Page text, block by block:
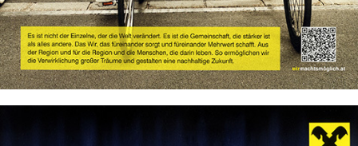
Bild-ID: 73949